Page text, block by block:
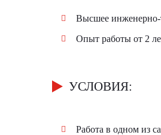
Высшее инженерно-
Опыт работы от 2
УСЛОВИЯ:
Работа в одном из